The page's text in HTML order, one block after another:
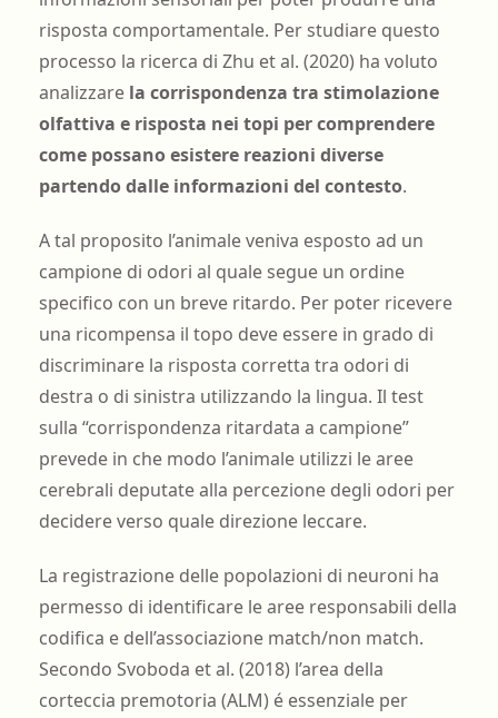
risposta comportamentale. Per studiare questo
processo la ricerca di Zhu et al. (2020) ha voluto
analizzare la corrispondenza tra stimolazione
olfattiva e risposta nei topi per comprendere
come possano esistere reazioni diverse
partendo dalle informazioni del contesto.
A tal proposito l’animale veniva esposto ad un
campione di odori al quale segue un ordine
specifico con un breve ritardo. Per poter ricevere
una ricompensa il topo deve essere in grado di
discriminare la risposta corretta tra odori di
destra o di sinistra utilizzando la lingua. Il test
sulla “corrispondenza ritardata a campione”
prevede in che modo l’animale utilizzi le aree
cerebrali deputate alla percezione degli odori per
decidere verso quale direzione leccare.
La registrazione delle popolazioni di neuroni ha
permesso di identificare le aree responsabili della
codifica e dell’associazione match/non match.
Secondo Svoboda et al. (2018) l’area della
corteccia premotoria (ALM) é essenziale per